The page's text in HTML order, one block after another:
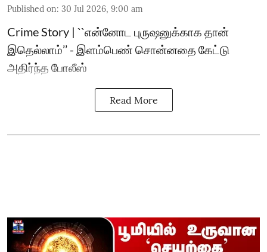
Published on: 30 Jul 2026, 9:00 am
Crime Story | ``என்னோட புருஷனுக்காக தான்
இதெல்லாம்’’ - இளம்பெண் சொன்னதை கேட்டு
அதிர்ந்த போலீஸ்
Read More